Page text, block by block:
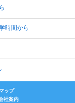
時間から
ップ
社案内